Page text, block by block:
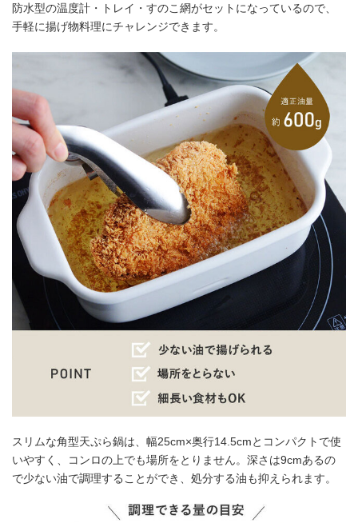
防水型の温度計・トレイ・すのこ網がセットになっているので、
手軽に揚げ物料理にチャレンジできます。
スリムな角型天ぷら鍋は、幅25cm×奥行14.5cmとコンパクトで使
いやすく、コンロの上でも場所をとりません。深さは9cmあるの
で少ない油で調理することができ、処分する油も抑えられます。